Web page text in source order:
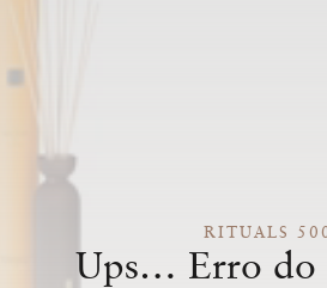
RITUALS
Ups… Erro do